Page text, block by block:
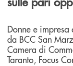
Donne e
da BCC San
Camera di
Taranto, Focus